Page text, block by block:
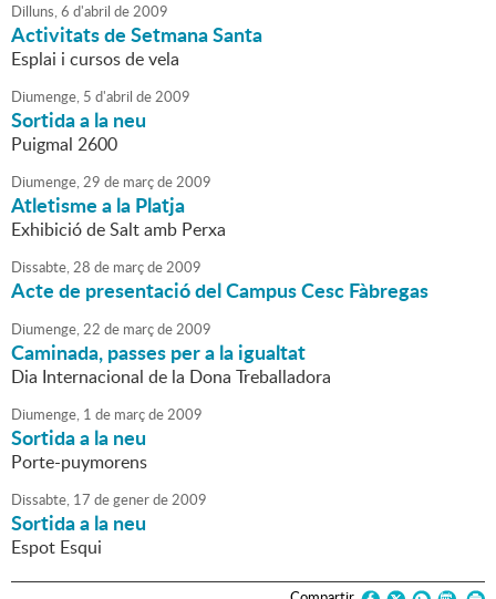
Dilluns,6 d'abril de2009
Activitats de Setmana Santa
Esplai i cursos de vela
Diumenge, 5 d'abril de2009
Sortida a la neu
Puigmal 2600
Diumenge,29 de marçde2009
Atletisme a la Platja
Exhibició de Salt amb Perxa
Dissabte,28 de marçde2009
Acte de presentació del Campus Cesc Fàbregas
Diumenge,22 de marçde2009
Caminada, passes per a la igualtat
Dia Internacional de la Dona Treballadora
Diumenge, 1 de marçde2009
Sortida a la neu
Porte-puymorens
Dissabte, 17 degenerde2009
Sortida a la neu
Espot Esqui